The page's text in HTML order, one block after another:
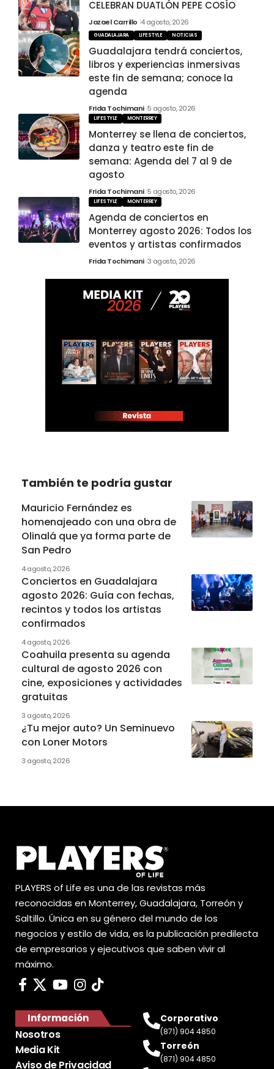
CELEBRAN DUATLÓN PEPE COSÍO
Jazael Carrillo 4 agosto, 2026
GUADALAJARA LIFESTYLE NOTICIAS
Guadalajara tendrá conciertos,
libros y experiencias inmersivas
este fin de semana; conoce la
agenda
Frida Tochimani 5 agosto, 2026
LIFESTYLE MONTERREY
Monterrey se llena de conciertos,
danza y teatro este fin de
semana: Agenda del 7 al 9 de
agosto
Frida Tochimani 5 agosto, 2026
LIFESTYLE MONTERREY
Agenda de conciertos en
Monterrey agosto 2026: Todos los
eventos y artistas confirmados
Frida Tochimani 3 agosto, 2026
También te podría gustar
Mauricio Fernández es
homenajeado con una obra de
Olinalá que ya forma parte de
San Pedro
4 agosto, 2026
Conciertos en Guadalajara
agosto 2026: Guía con fechas,
recintos y todos los artistas
confirmados
4 agosto, 2026
Coahuila presenta su agenda
cultural de agosto 2026 con
cine, exposiciones y actividades
gratuitas
3 agosto, 2026
¿Tu mejor auto? Un Seminuevo
con Loner Motors
3 agosto, 2026
PLAYERS of Life es una de las revistas más
reconocidas en Monterrey, Guadalajara, Torreón y
Saltillo. Única en su género del mundo de los
negocios y estilo de vida, es la publicación predilecta
de empresarios y ejecutivos que saben vivir al
máximo.
Información
Nosotros
Media Kit
Aviso de Privacidad
Corporativo
(871) 904 4850
Torreón
(871) 904 4850